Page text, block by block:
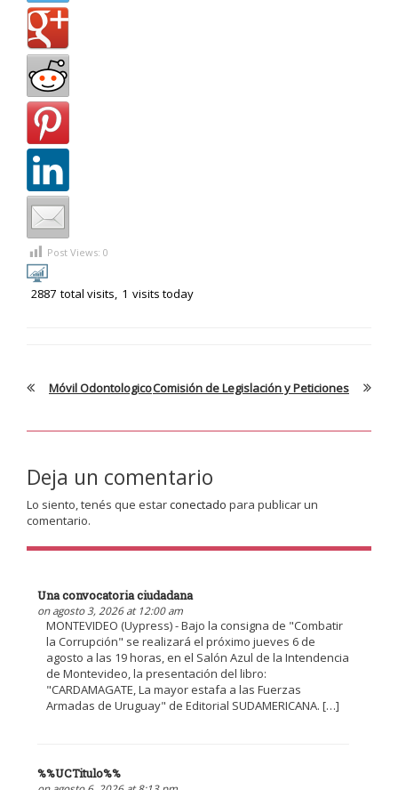
Post Views: 0
2887 total visits, 1 visits today
Móvil OdontologicoComisión de Legislación y Peticiones
Deja un comentario
Lo siento, tenés que estarconectado para publicar un
comentario.
Una convocatoria ciudadana
on agosto 3, 2026 at 12:00 am
MONTEVIDEO (Uypress) - Bajo la consigna de "Combatir
la Corrupción" se realizará el próximo jueves 6 de
agosto a las 19 horas, en el Salón Azul de la Intendencia
de Montevideo, la presentación del libro:
"CARDAMAGATE, La mayor estafa a las Fuerzas
Armadas de Uruguay" de Editorial SUDAMERICANA. […]
%%UCTitulo%%